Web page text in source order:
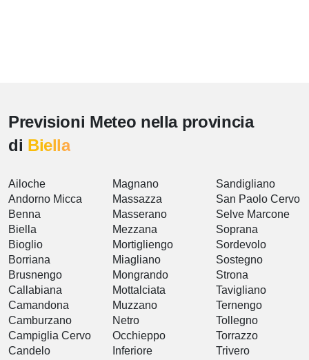
Previsioni Meteo nella provincia
di Biella
Ailoche
Andorno Micca
Benna
Biella
Bioglio
Borriana
Brusnengo
Callabiana
Camandona
Camburzano
Campiglia Cervo
Candelo
Magnano
Massazza
Masserano
Mezzana
Mortigliengo
Miagliano
Mongrando
Mottalciata
Muzzano
Netro
Occhieppo
Inferiore
Sandigliano
San Paolo Cervo
Selve Marcone
Soprana
Sordevolo
Sostegno
Strona
Tavigliano
Ternengo
Tollegno
Torrazzo
Trivero